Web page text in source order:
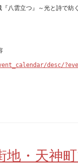
desc/
地・天神